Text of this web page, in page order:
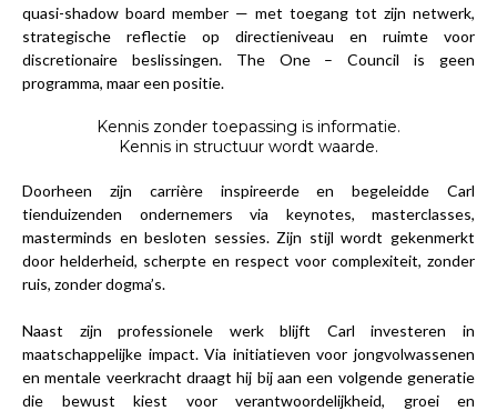
quasi-shadow board member — met toegang tot zijn netwerk,
strategische reflectie op directieniveau en ruimte voor
discretionaire beslissingen. The One – Council is geen
programma, maar een positie.
Kennis zonder toepassing is informatie.
Kennis in structuur wordt waarde.
Doorheen zijn carrière inspireerde en begeleidde Carl
tienduizenden ondernemers via keynotes, masterclasses,
masterminds en besloten sessies. Zijn stijl wordt gekenmerkt
door helderheid, scherpte en respect voor complexiteit, zonder
ruis, zonder dogma’s.
Naast zijn professionele werk blijft Carl investeren in
maatschappelijke impact. Via initiatieven voor jongvolwassenen
en mentale veerkracht draagt hij bij aan een volgende generatie
die bewust kiest voor verantwoordelijkheid, groei en